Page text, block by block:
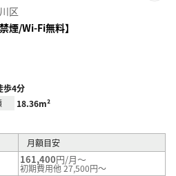
区
禁煙/Wi-Fi無料】
歩4分
18.36m²
月額目安
161,400円/月～
初期費用他 27,500円～